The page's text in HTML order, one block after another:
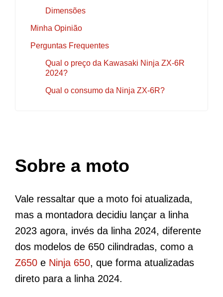
Dimensões
Minha Opinião
Perguntas Frequentes
Qual o preço da Kawasaki Ninja ZX-6R
2024?
Qual o consumo da Ninja ZX-6R?
Sobre a moto
Vale ressaltar que a moto foi atualizada,
mas a montadora decidiu lançar a linha
2023 agora, invés da linha 2024, diferente
dos modelos de 650 cilindradas, como a
Z650 e Ninja 650, que forma atualizadas
direto para a linha 2024.